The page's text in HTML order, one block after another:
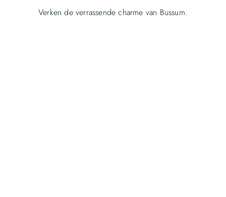
Verken de verrassende charme van Bussum.